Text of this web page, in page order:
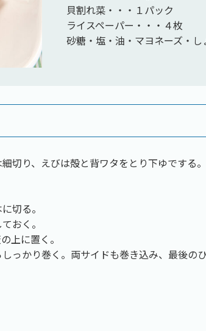
貝割れ菜・・・１パック
ライスペーパー・・・４枚
砂糖・塩・油・マヨネーズ・
り、えびは殻と背ワタをとり下ゆでする。
切る。
おく。
上に置く。
かり巻く。両サイドも巻き込み、最後の